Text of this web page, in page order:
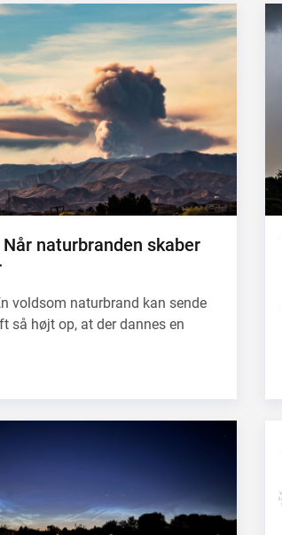
naturbranden skaber
voldsom naturbrand kan sende
så højt op, at der dannes en